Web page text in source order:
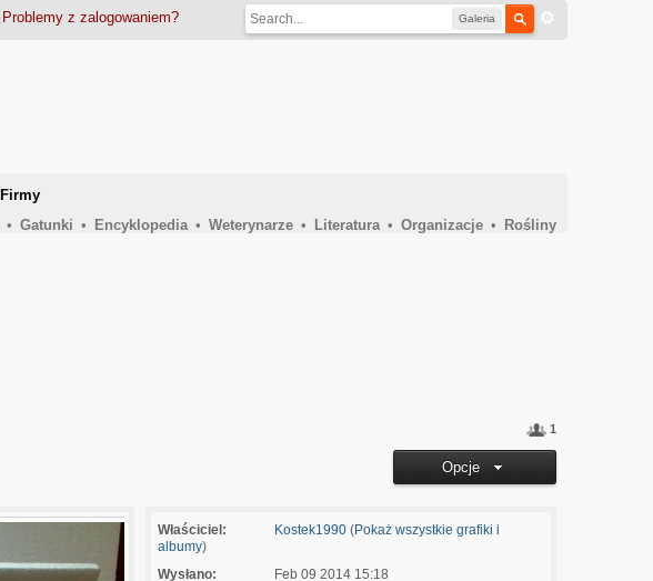
Galeria
Problemy z zalogowaniem?
Firmy
• Gatunki • Encyklopedia • Weterynarze • Literatura • Organizacje •
Rośliny
1
Opcje
Właściciel: Kostek1990(Pokaż wszystkie grafiki i
albumy)
Wysłano:
Feb 09 2014 15:18